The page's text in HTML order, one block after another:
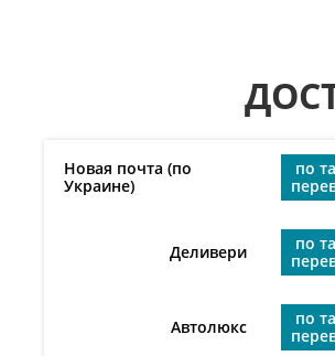
Новая почта (по
Украине)
по
Деливери
по
Автолюкс
по